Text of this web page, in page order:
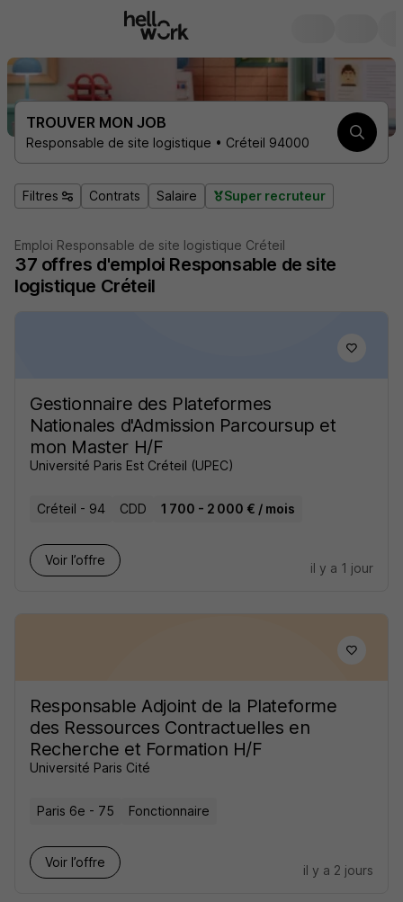
TROUVER MON JOB
Responsable de site logistique • Créteil 94000
Filtres Contrats Salaire Super recruteur
Emploi Responsable de site logistique Créteil
37 offres d'emploi Responsable de site
logistique Créteil
Gestionnaire des Plateformes
Nationales d'Admission Parcoursup et
mon Master H/F
Université Paris Est Créteil (UPEC)
Créteil - 94 CDD 1 700 - 2 000 € / mois
Voir l’offre
il y a 1 jour
Responsable Adjoint de la Plateforme
des Ressources Contractuelles en
Recherche et Formation H/F
Université Paris Cité
Paris 6e - 75 Fonctionnaire
Voir l’offre
il y a 2 jours